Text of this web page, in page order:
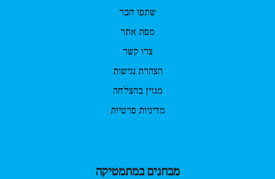
שתפו חבר
מפת אתר
צרו קשר
הצהרת נגישות
מגזין בהצלחה
מדיניות פרטיות
מבחנים במתמטיקה